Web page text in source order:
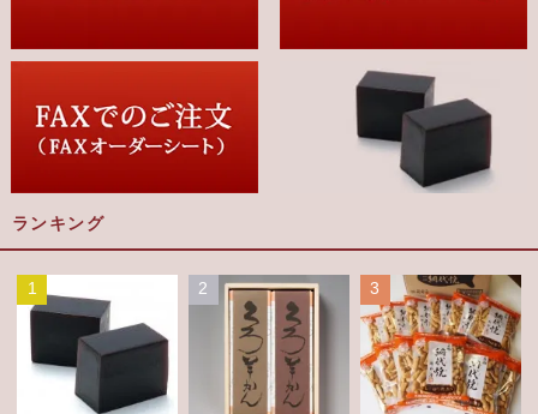
ランキング
1 2 3